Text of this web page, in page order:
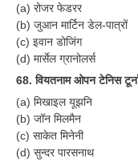
(a) रोजर फेडरर
(b) जुआन मार्टिन डेल-पात्रों
(c) इवान डोजिंग
(d) मार्सेल ग्रानोलर्स
68. वियतनाम ओपन टेनिस
(a) मिखाइल यूझनि
(b) जॉन मिलमैन
(c) साकेत मिनेनी
(d) सुन्दर पारसनाथ